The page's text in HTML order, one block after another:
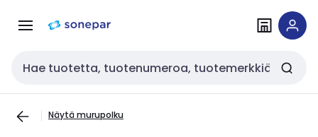
navigointiinsisältöön
Haku
Näytä murupolku